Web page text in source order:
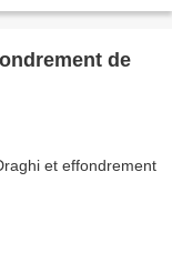
Articles scientifiques » :
de